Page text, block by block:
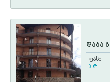
დაბა
ფასი:
0 ¢